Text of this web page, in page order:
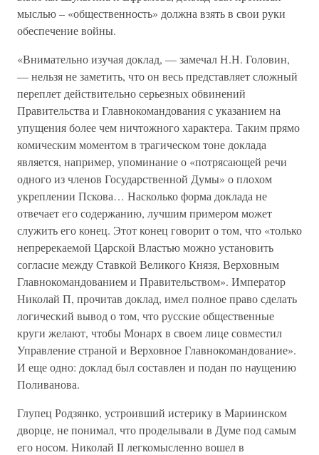
мыслью – «общественность» должна взять в свои руки
обеспечение войны.
«Внимательно изучая доклад, — замечал Н.Н. Головин,
— нельзя не заметить, что он весь представляет сложный
переплет действительно серьезных обвинений
Правительства и Главнокомандования с указанием на
упущения более чем ничтожного характера. Таким прямо
комическим моментом в трагическом тоне доклада
является, например, упоминание о «потрясающей речи
одного из членов Государственной Думы» о плохом
укреплении Пскова… Насколько форма доклада не
отвечает его содержанию, лучшим примером может
служить его конец. Этот конец говорит о том, что «только
непререкаемой Царской Властью можно установить
согласие между Ставкой Великого Князя, Верховным
Главнокомандованием и Правительством». Император
Николай П, прочитав доклад, имел полное право сделать
логический вывод о том, что русские общественные
круги желают, чтобы Монарх в своем лице совместил
Управление страной и Верховное Главнокомандование».
И еще одно: доклад был составлен и подан по наущению
Поливанова.
Глупец Родзянко, устроивший истерику в Мариинском
дворце, не понимал, что проделывали в Думе под самым
его носом. Николай II легкомысленно вошел в